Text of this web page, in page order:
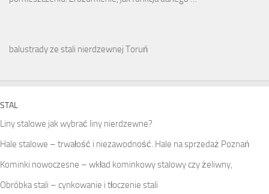
balustrady ze stali nierdzewnej Toruń
STAL
Liny stalowe jak wybrać liny nierdzewne?
Hale stalowe – trwałość i niezawodność. Hale na sprzedaż Poznań
Kominki nowoczesne – wkład kominkowy stalowy czy żeliwny,
Obróbka stali – cynkowanie i tłoczenie stali